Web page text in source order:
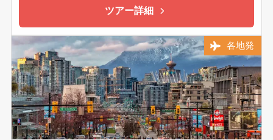
ツアー詳細
各地発